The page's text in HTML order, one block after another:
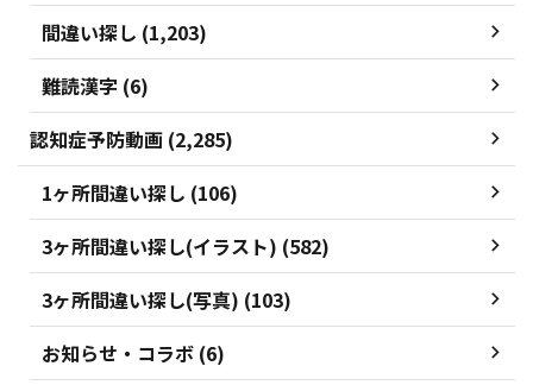
間違い探し (1,203)
難読漢字 (6)
認知症予防動画 (2,285)
1ヶ所間違い探し (106)
3ヶ所間違い探し(イラスト) (582)
3ヶ所間違い探し(写真) (103)
お知らせ・コラボ (6)